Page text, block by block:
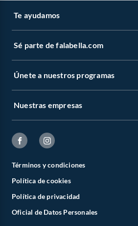
Te ayudamos
Sé parte de falabella.com
Únete a nuestros programas
Nuestras empresas
Términos y condiciones
Política de cookies
Política de privacidad
Oficial de Datos Personales